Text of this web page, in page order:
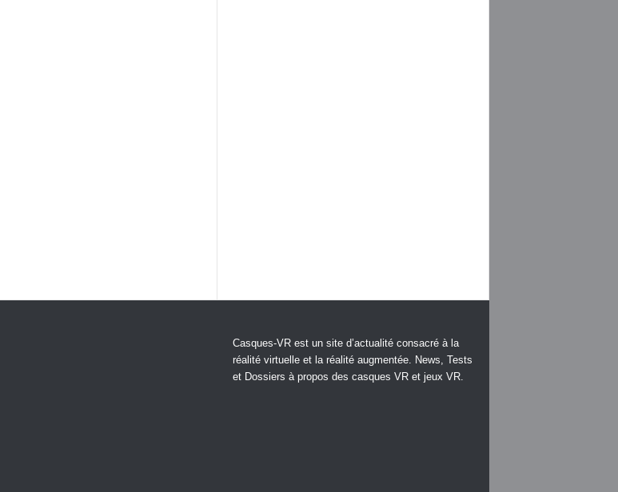
Casques-VR est un site d’actualité consacré à la
réalité virtuelle et la réalité augmentée. News, Tests
et Dossiers à propos des casques VR et jeux VR.